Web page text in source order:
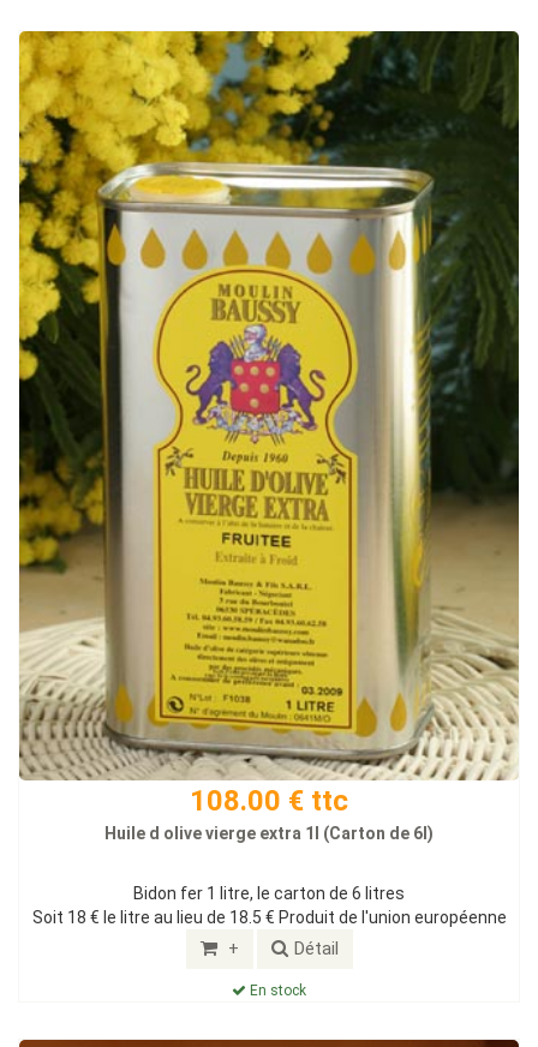
108.00 € ttc
Huile d olive vierge extra 1l (Carton de 6l)
Bidon fer 1 litre, le carton de 6 litres
Soit 18 € le litre au lieu de 18.5 € Produit de l'union européenne
+ Détail
En stock